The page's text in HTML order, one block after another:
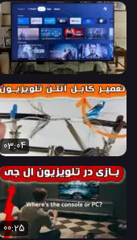
03:04
00:25